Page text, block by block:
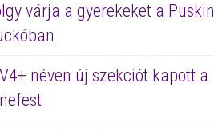
várja a gyerekeket a Puskin
néven új szekciót kapott a